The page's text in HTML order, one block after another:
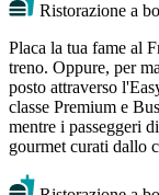
Ristorazione a
Placa la tua fame al
treno. Oppure, per
posto attraverso
classe Premium e
mentre i passeggeri
gourmet curati dallo